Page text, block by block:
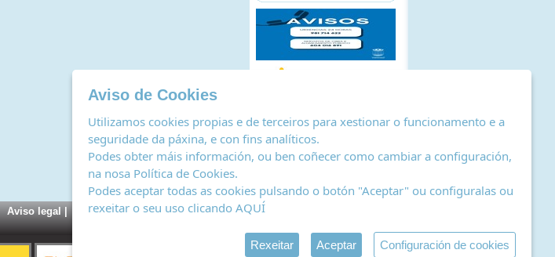
Aviso legal| Política de cookies| Rexistro de actividades de tratamento
Aviso de Cookies
Utilizamos cookies propias e de terceiros para xestionar o funcionamento e a
seguridade da páxina, e con fins analíticos.
Podes obter máis información, ou ben coñecer como cambiar a configuración,
na nosa Política de Cookies.
Podes aceptar todas as cookies pulsando o botón "Aceptar" ou configuralas ou
rexeitar o seu uso clicando AQUÍ
Rexeitar Aceptar Configuración de cookies